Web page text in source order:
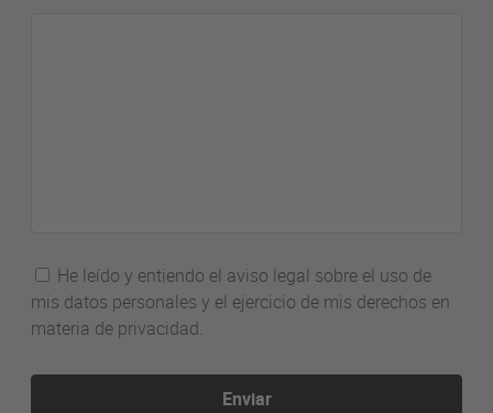
He leído y entiendo el aviso legal sobre el uso de
mis datos personales y el ejercicio de mis derechos en
materia de privacidad.
Enviar